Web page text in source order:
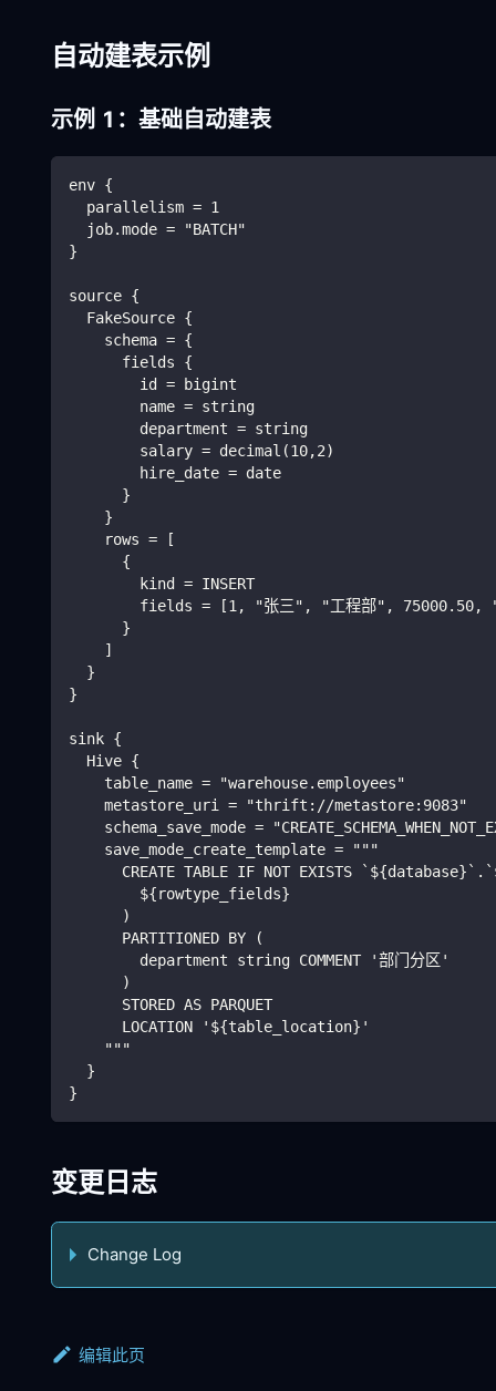
自动建表示例
示例 1：基础自动建表
env {
  parallelism = 1
  job.mode = "BATCH"
}
source {
  FakeSource {
    schema = {
      fields {
        id = bigint
        name = string
        department = string
        salary = decimal(10,2)
        hire_date = date
      }
    }
    rows = [
      {
        kind = INSERT
fields = [1, "张三", "工程部", 75000.50,
      }
    ]
  }
}
sink {
  Hive {
    table_name = "warehouse.employees"
    metastore_uri = "thrift://metastore:9083"
schema_save_mode =
    save_mode_create_template = """
CREATE TABLE IF NOT EXISTS
        ${rowtype_fields}
      )
      PARTITIONED BY (
        department string COMMENT '部门分区'
      )
      STORED AS PARQUET
      LOCATION '${table_location}'
    """
  }
}
变更日志
Change Log
编辑此页